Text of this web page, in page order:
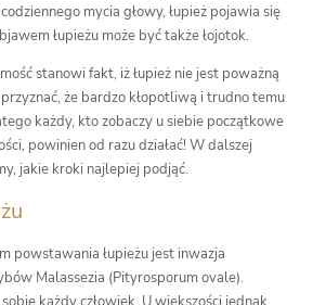
mycia głowy, łupież pojawia się
łupieżu może być także łojotok.
stanowi fakt, iż łupież nie jest poważną
że bardzo kłopotliwą i trudno temu
każdy, kto zobaczy u siebie początkowe
powinien od razu działać! W dalszej
jakie kroki najlepiej podjąć.
powstawania łupieżu jest inwazja
Malassezia (Pityrosporum ovale).